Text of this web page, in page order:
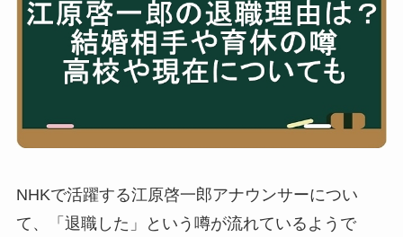
NHKで活躍する江原啓一郎アナウンサーについ
て、「退職した」という噂が流れているようで